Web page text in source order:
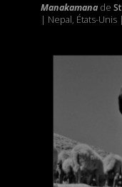
Manakamanade
| Nepal, États-